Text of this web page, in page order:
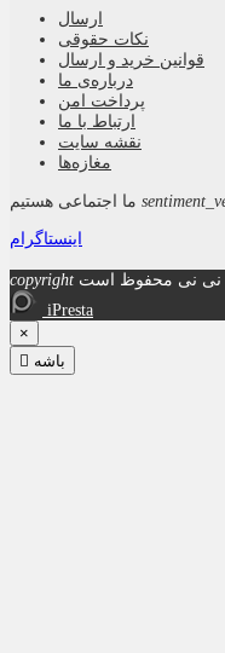
ارسال
نکات حقوقی
قوانین خرید و ارسال
درباره‌ی ما
پرداخت امن
ارتباط با ما
نقشه سايت
مغازه‌ها
اینستاگرام
copyright نی نی محفوظ است
iPresta
×
 باشه